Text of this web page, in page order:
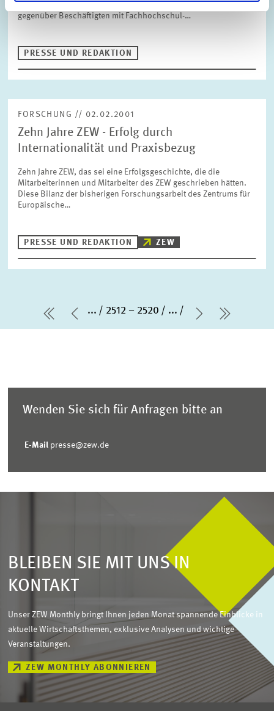
gegenüber Beschäftigten mit Fachhochschul-…
PRESSE UND REDAKTION
FORSCHUNG // 02.02.2001
Zehn Jahre ZEW - Erfolg durch
Internationalität und Praxisbezug
Zehn Jahre ZEW, das sei eine Erfolgsgeschichte, die die
Mitarbeiterinnen und Mitarbeiter des ZEW geschrieben hätten.
Diese Bilanz der bisherigen Forschungsarbeit des Zentrums für
Europäische…
PRESSE UND REDAKTION ZEW
erste Seite
Vorherige Seite
... 2512 – 2520 ...
Nächste
letzte
Wenden Sie sich für Anfragen bitte an
E-Mail presse@zew.de
BLEIBEN SIE MIT UNS IN
KONTAKT
Unser ZEW Monthly bringt Ihnen jeden Monat spannende Einblicke in
aktuelle Wirtschaftsthemen, exklusive Analysen und wichtige
Veranstaltungen.
ZEW MONTHLY ABONNIEREN